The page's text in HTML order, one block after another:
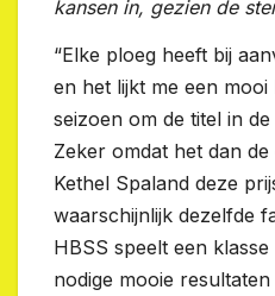
kansen in, gezien de
“Elke ploeg heeft bij
en het lijkt me een
seizoen om de titel in
Zeker omdat het dan
Kethel Spaland deze
waarschijnlijk dezelfde
HBSS speelt een
nodige mooie